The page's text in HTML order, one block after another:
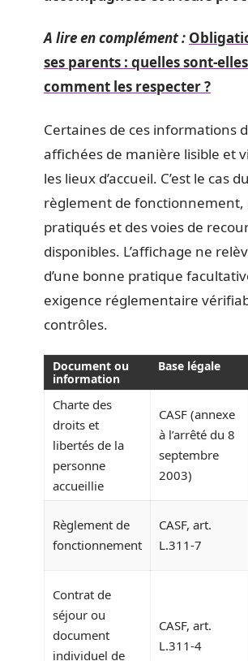
A lire en complément :
ses parents : quelles sont-
comment les respecter ?
Certaines de ces informations
affichées de manière lisible et
les lieux d’accueil. C’est le cas du
règlement de fonctionnement,
pratiqués et des voies de
disponibles. L’affichage ne
d’une bonne pratique
exigence réglementaire
contrôles.
Document ou
information
Base légale
Charte des
droits et
libertés de la
personne
accueillie
CASF (annexe
à l’arrêté du 8
septembre
2003)
Règlement de
fonctionnement
CASF, art.
L.311-7
Contrat de
séjour ou
document
individuel de
CASF, art.
L.311-4